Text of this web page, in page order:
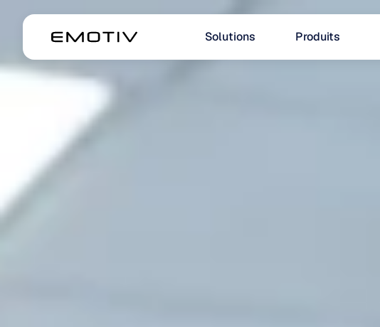
Solutions Produits